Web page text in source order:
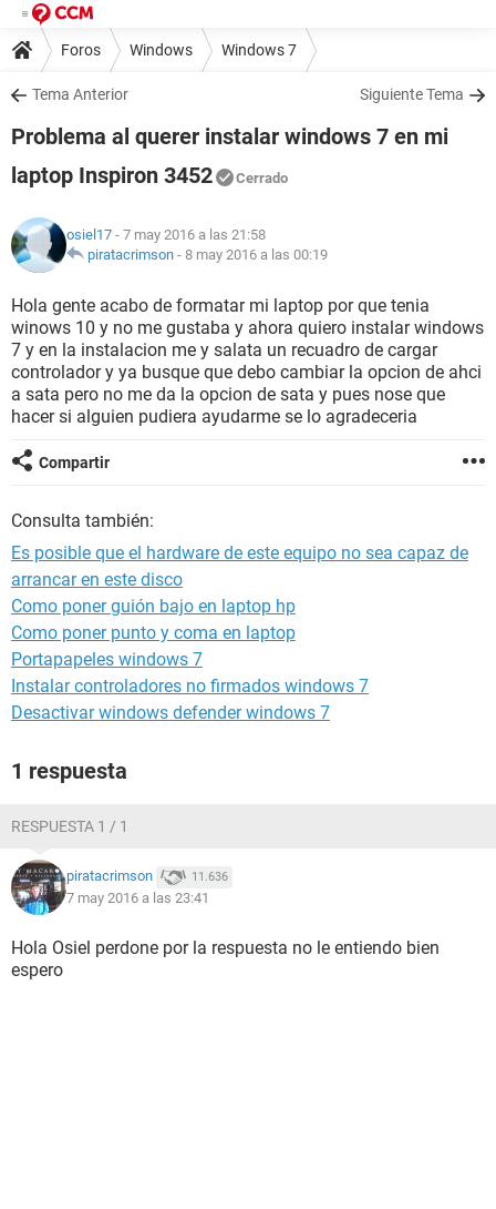
Foros Windows Windows 7
Tema Anterior Siguiente Tema
Problema al querer instalar windows 7 en mi
laptop Inspiron 3452
Cerrado
osiel17 - 7 may 2016 a las 21:58
piratacrimson - 8 may 2016 a las 00:19
Hola gente acabo de formatar mi laptop por que tenia
winows 10 y no me gustaba y ahora quiero instalar windows
7 y en la instalacion me y salata un recuadro de cargar
controlador y ya busque que debo cambiar la opcion de ahci
a sata pero no me da la opcion de sata y pues nose que
hacer si alguien pudiera ayudarme se lo agradeceria
Compartir
Consulta también:
Es posible que el hardware de este equipo no sea capaz de
arrancar en este disco
Como poner guión bajo en laptop hp
Como poner punto y coma en laptop
Portapapeles windows 7
Instalar controladores no firmados windows 7
Desactivar windows defender windows 7
1 respuesta
RESPUESTA 1 / 1
piratacrimson 11.636
7 may 2016 a las 23:41
Hola Osiel perdone por la respuesta no le entiendo bien
espero